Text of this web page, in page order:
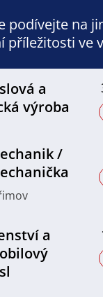
podívejte na
příležitosti ve
a
výroba
/
a